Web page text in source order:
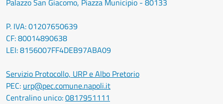
P. IVA: 01207650639
CF: 80014890638
LEI: 8156007FF4DEB97ABA09
Servizio Protocollo, URP e Albo Pretorio
PEC: urp@pec.comune.napoli.it
Centralino unico:0817951111